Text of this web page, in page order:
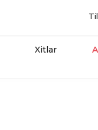
Til
Xitlar